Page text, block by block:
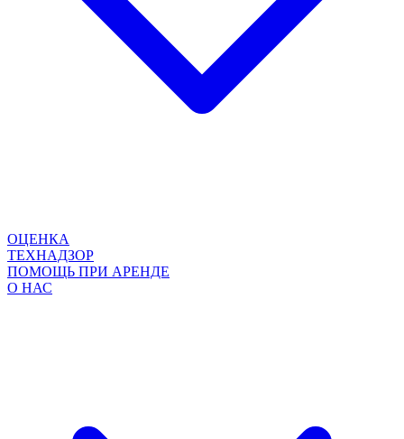
ОЦЕНКА
ТЕХНАДЗОР
ПОМОЩЬ ПРИ АРЕНДЕ
О НАС